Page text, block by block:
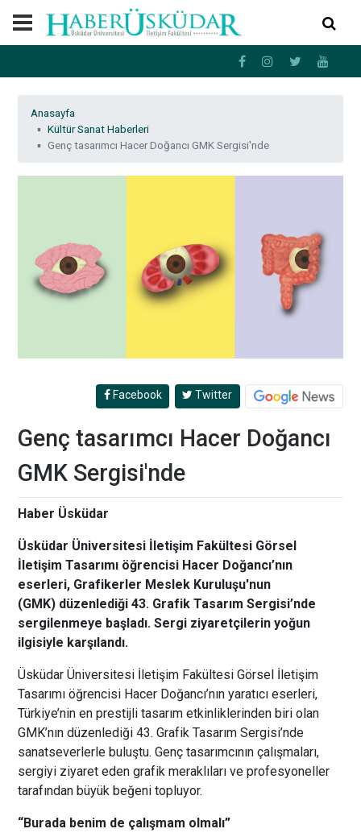
Anasayfa
Kültür Sanat Haberleri
Genç tasarımcı Hacer Doğancı GMK Sergisi'nde
Facebook Twitter
Genç tasarımcı Hacer Doğancı
GMK Sergisi'nde
Haber Üsküdar
Üsküdar Üniversitesi İletişim Fakültesi Görsel
İletişim Tasarımı öğrencisi Hacer Doğancı’nın
eserleri, Grafikerler Meslek Kuruluşu'nun
(GMK) düzenlediği 43. Grafik Tasarım Sergisi’nde
sergilenmeye başladı. Sergi ziyaretçilerin yoğun
ilgisiyle karşılandı.
Üsküdar Üniversitesi İletişim Fakültesi Görsel İletişim
Tasarımı öğrencisi Hacer Doğancı’nın yaratıcı eserleri,
Türkiye’nin en prestijli tasarım etkinliklerinden biri olan
GMK’nın düzenlediği 43. Grafik Tasarım Sergisi’nde
sanatseverlerle buluştu. Genç tasarımcının çalışmaları,
sergiyi ziyaret eden grafik meraklıları ve profesyoneller
tarafından büyük beğeni topluyor.
“Burada benim de çalışmam olmalı”